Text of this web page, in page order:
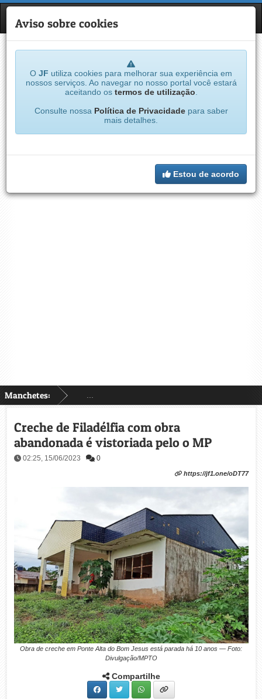
JF
Manchetes:
Aviso sobre cookies
O JF utiliza cookies para melhorar sua experiência em
nossos serviços. Ao navegar no nosso portal você estará
aceitando os termos de utilização
Consulte nossa Política de Privacidadepara saber
mais detalhes.
Estou de acordo
Creche de Filadélfia com obra
abandonada é vistoriada pelo o MP
02:25, 15/06/2023 0
https://jf1.one/oDT77
Obra de creche em Ponte Alta do Bom Jesus está parada há 10 anos — Foto:
Divulgação/MPTO
Compartilhe